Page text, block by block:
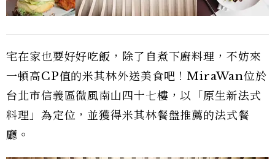
宅在家也要好好吃飯，除了自煮下廚料理，不妨來
一頓高CP值的米其林外送美食吧！MiraWan位於
台北市信義區微風南山四十七樓，以「原生新法式
料理」為定位，並獲得米其林餐盤推薦的法式餐
廳。